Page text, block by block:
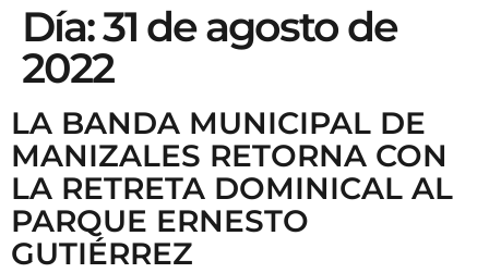
Día:31 de agosto de
2022
LA BANDA MUNICIPAL DE
MANIZALES RETORNA CON
LA RETRETA DOMINICAL AL
PARQUE ERNESTO
GUTIÉRREZ